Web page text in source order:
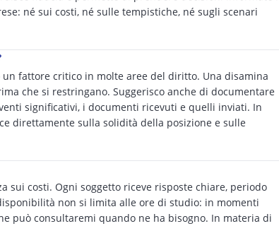
né sui costi, né sulle tempistiche, né sugli scenari
fattore critico in molte aree del diritto. Una disamina
che si restringano. Suggerisco anche di documentare
significativi, i documenti ricevuti e quelli inviati. In
direttamente sulla solidità della posizione e sulle
sui costi. Ogni soggetto riceve risposte chiare, periodo
non si limita alle ore di studio: in momenti
può consultaremi quando ne ha bisogno. In materia di